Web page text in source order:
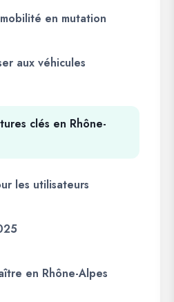
en mutation
aux véhicules
clés en Rhône-
les utilisateurs
en Rhône-Alpes